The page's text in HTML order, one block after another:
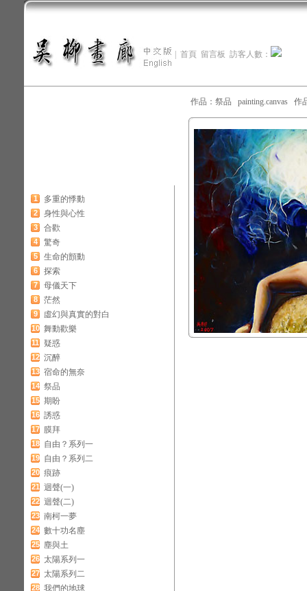
首頁 留言板 訪客人數：
1 多重的悸動
2 身性與心性
3 合歡
4 驚奇
5 生命的顫動
6 探索
7 母儀天下
8 茫然
9 虛幻與真實的對白
10 舞動歡樂
11 疑惑
12 沉醉
13 宿命的無奈
14 祭品
15 期盼
16 誘惑
17 膜拜
18 自由？系列一
19 自由？系列二
20 痕跡
21 迴聲(一)
22 迴聲(二)
23 南柯一夢
24 數十功名塵
25 塵與土
26 太陽系列一
27 太陽系列二
28 我們的地球
作品：祭品 painting.canvas 作